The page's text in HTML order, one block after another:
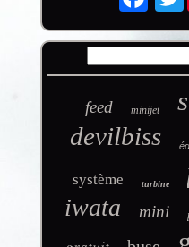
feed minijet
devilbiss
système turbine
iwata mini